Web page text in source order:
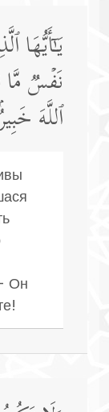
یَـٰۤأَیُّهَا
نَفۡسࣱ مَّا
ٱللَّهَ
Он